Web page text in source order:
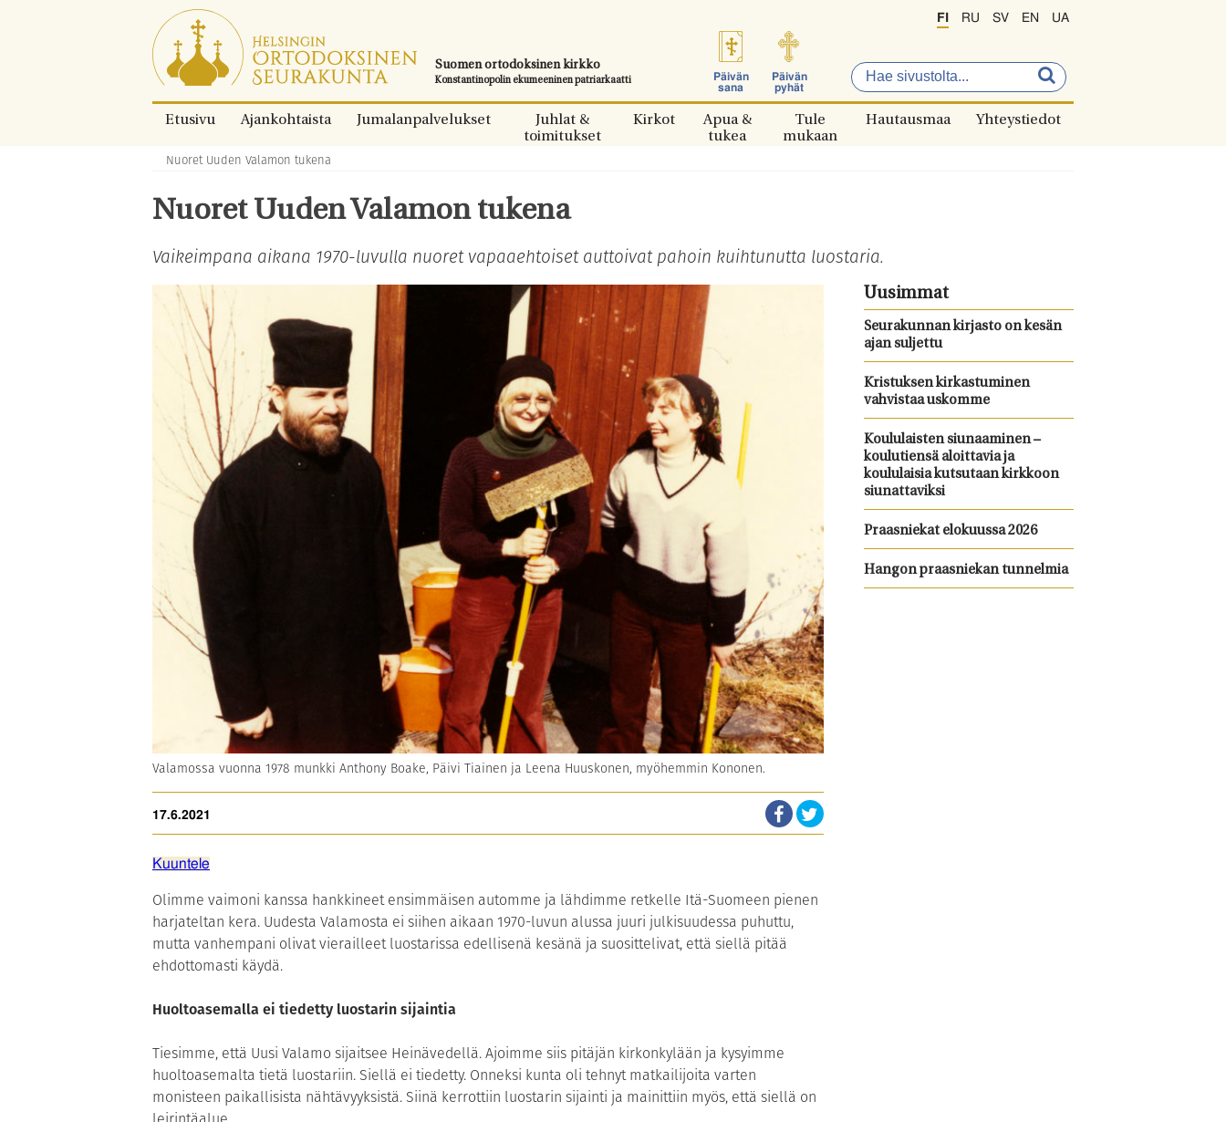
Siirry
suoraan
sisältöön.
Suomen ortodoksinen kirkko
Konstantinopolin ekumeeninen patriarkaatti
Päivän
sana
Päivän
pyhät
FI RU SV EN UA
Etusivu Ajankohtaista Jumalanpalvelukset
Juhlat &
toimitukset
Kirkot
Apua &
tukea
Tule
mukaan
Hautausmaa Yhteystiedot
Murupolku:
Nuoret Uuden Valamon tukena
Nuoret Uuden Valamon tukena
Vaikeimpana aikana 1970-luvulla nuoret vapaaehtoiset auttoivat pahoin kuihtunutta luostaria.
Valamossa vuonna 1978 munkki Anthony Boake, Päivi Tiainen ja Leena Huuskonen, myöhemmin Kononen.
17.6.2021
Kuuntele
Olimme vaimoni kanssa hankkineet ensimmäisen automme ja lähdimme retkelle Itä-Suomeen pienen
harjateltan kera. Uudesta Valamosta ei siihen aikaan 1970-luvun alussa juuri julkisuudessa puhuttu,
mutta vanhempani olivat vierailleet luostarissa edellisenä kesänä ja suosittelivat, että siellä pitää
ehdottomasti käydä.
Huoltoasemalla ei tiedetty luostarin sijaintia
Tiesimme, että Uusi Valamo sijaitsee Heinävedellä. Ajoimme siis pitäjän kirkonkylään ja kysyimme
huoltoasemalta tietä luostariin. Siellä ei tiedetty. Onneksi kunta oli tehnyt matkailijoita varten
monisteen paikallisista nähtävyyksistä. Siinä kerrottiin luostarin sijainti ja mainittiin myös, että siellä on
Uusimmat
Seurakunnan kirjasto on kesän
ajan suljettu
Kristuksen kirkastuminen
vahvistaa uskomme
Koululaisten siunaaminen –
koulutiensä aloittavia ja
koululaisia kutsutaan kirkkoon
siunattaviksi
Praasniekat elokuussa 2026
Hangon praasniekan tunnelmia